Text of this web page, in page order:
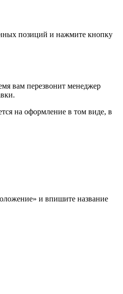
позиций и нажмите кнопку
вам перезвонит менеджер
на оформление в том виде, в
и впишите название